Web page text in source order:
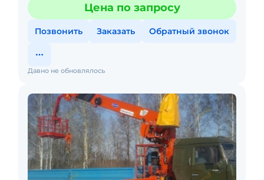
Цена по запросу
Позвонить Заказать Обратный звонок
Давно не обновлялось